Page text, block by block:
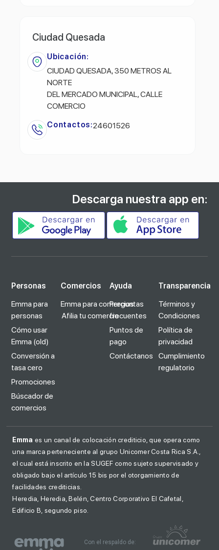
Ciudad Quesada
Ubicación:
CIUDAD QUESADA, 350 METROS AL
NORTE
DEL MERCADO MUNICIPAL, CALLE
COMERCIO
Contactos:24601526
Descarga nuestra app en:
Personas
Emma para
personas
Cómo usar
Emma (old)
Conversión a
tasa cero
Promociones
Búscador de
comercios
Comercios
Emma para comercios
Afilia tu comercio
Ayuda
Preguntas
frecuentes
Puntos de
pago
Contáctanos
Transparencia
Términos y
Condiciones
Política de
privacidad
Cumplimiento
regulatorio
Emma es un canal de colocación crediticio, que opera como
una marca perteneciente al grupo Unicomer Costa Rica S.A.,
el cual está inscrito en la SUGEF como sujeto supervisado y
obligado bajo el artículo 15 bis por el otorgamiento de
facilidades crediticias.
Heredia, Heredia, Belén, Centro Corporativo El Cafetal,
Edificio B, segundo piso.
Con el respaldo de: